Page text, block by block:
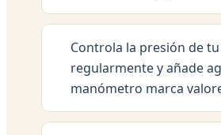
Controla la presión de
regularmente y añade
manómetro marca